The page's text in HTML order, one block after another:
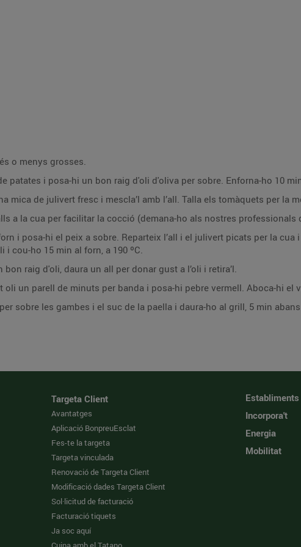
o menys grosses.
patates i posa-hi un bon raig d'oli d'oliva per sobre. Enforna-ho 10
mica de julivert fresc i mescla’l amb l’all. Talla els tomàquets per la
a la cua per facilitar la cocció (demana-ho als nostres professionals
i posa-hi el peix a sobre. Reparteix l’all i el julivert picats per la
i cou-ho 15 min al forn, a 190 ºC.
raig d'oli, daura un all per donar gust a l’oli i retira’l.
oli un parell de minuts per banda i posa-hi pebre vermell. Aboca-hi el
sobre les gambes i el suc de la paella i daura-ho al grill, 5 min
Targeta Client
Avantatges
Aplicació BonpreuEsclat
Fes-te la targeta
Targeta vinculada
Renovació de Targeta Client
Modificació dades Targeta Client
Sol·licitud de facturació
Facturació tiquets
Ja soc aquí
Establiments
Incorpora't
Energia
Mobilitat